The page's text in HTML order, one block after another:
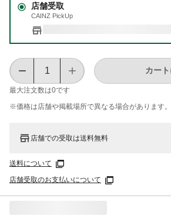
店舗受取
CAINZ PickUp
最大注文数は0です
カー
※価格は​店舗や​掲載場所で​異なる​場合が​あります。
店舗での受取は送料無料
送料について
店舗受取のお支払いについて